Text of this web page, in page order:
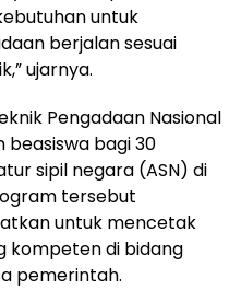
untuk
berjalan sesuai
ujarnya.
Pengadaan Nasional
bagi 30
sipil negara (ASN) di
tersebut
untuk mencetak
kompeten di bidang
pemerintah.